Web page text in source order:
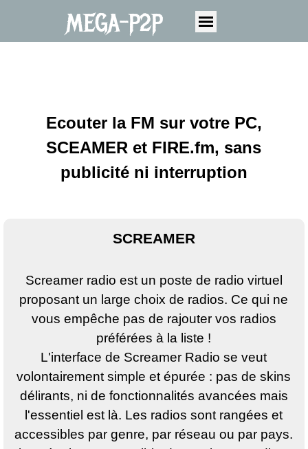
MEGA-P2P
Ecouter la FM sur votre PC,
SCEAMER et FIRE.fm, sans
publicité ni interruption
SCREAMER
Screamer radio est un poste de radio virtuel
proposant un large choix de radios. Ce qui ne
vous empêche pas de rajouter vos radios
préférées à la liste !
L'interface de Screamer Radio se veut
volontairement simple et épurée : pas de skins
délirants, ni de fonctionnalités avancées mais
l'essentiel est là. Les radios sont rangées et
accessibles par genre, par réseau ou par pays.